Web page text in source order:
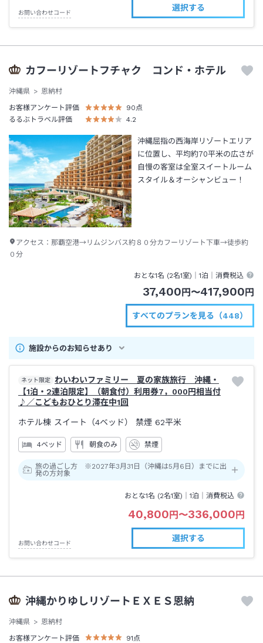
お問い合わせコード
選択する
カフーリゾートフチャク コンド・ホテル
沖縄県
恩納村
お客様アンケート評価
90点
るるぶトラベル評価
4.2
沖縄屈指の西海岸リゾートエリア
に位置し、平均約70平米の広さが
自慢の客室は全室スイートルーム
スタイル＆オーシャンビュー！
アクセス： 那覇空港→リムジンバス約８０分カフーリゾート下車→徒歩約
０分
おとな1名 (2名1室)｜1泊 ｜消費税込
37,400円〜417,900円
すべてのプランを見る（448）
施設からのお知らせあり
ネット限定
わいわいファミリー 夏の家族旅行 沖縄・
【1泊・2連泊限定】（朝食付）利用券7，000円相当付
♪／こどもおひとり滞在中1回
ホテル棟 スイート（4ベッド） 禁煙 62平米
4ベッド 朝食のみ 禁煙
旅の過ごし方 ※2027年3月31日（沖縄は5月6日）までに出
発の方対象
おとな1名 (2名1室)｜1泊 ｜消費税込
40,800円〜336,000円
お問い合わせコード
選択する
沖縄かりゆしリゾートＥＸＥＳ恩納
沖縄県
恩納村
お客様アンケート評価
91点